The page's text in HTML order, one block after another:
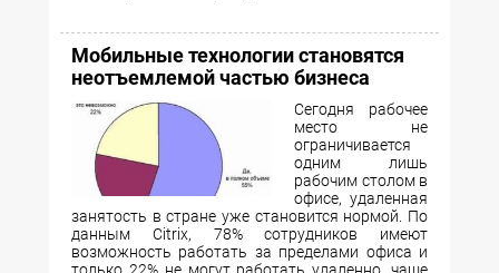
Мобильные технологии становятся
неотъемлемой частью бизнеса
Сегодня рабочее
место не
ограничивается
одним лишь
рабочим столом в
офисе, удаленная
занятость в стране уже становится нормой. По
данным Citrix, 78% сотрудников имеют
возможность работать за пределами офиса и